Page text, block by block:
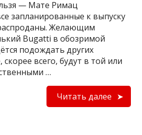
— Мате Римац
запланированные к выпуску
Желающим
Bugatti в обозримой
подождать других
всего, будут в той или
…
Читать далее